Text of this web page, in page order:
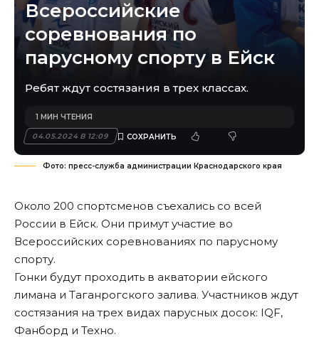
Всероссийские
соревнования по
парусному спорту в Ейск
Ребят ждут состязания в трех классах.
04.05.2024 В 12:09
1 МИН ЧТЕНИЯ
Фото: пресс-служба администрации Краснодарского края
Около 200 спортсменов съехались со всей
России в Ейск. Они примут участие во
Всероссийских соревнованиях по парусному
спорту.
Гонки будут проходить в акватории ейского
лимана и Таганрогского залива. Участников ждут
состязания на трех видах парусных досок: IQF,
Фанборд и Техно.